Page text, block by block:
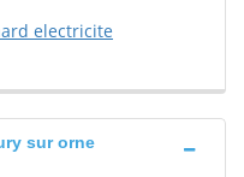
electricite
sur orne